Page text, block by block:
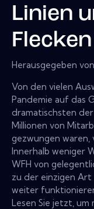
Linien
Herausgegeben
Von den vielen
Pandemie auf das
dramatischsten
Millionen von
gezwungen waren,
Innerhalb weniger
WFH von
zu der einzigen Art
weiter
Lesen Sie jetzt, um